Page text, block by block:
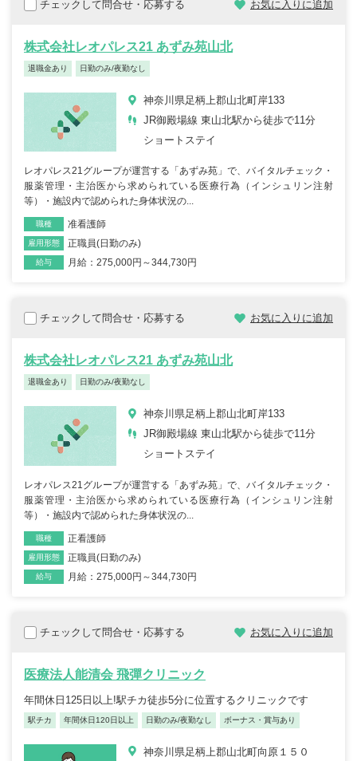
チェックして問合せ・応募する お気に入りに追加
株式会社レオパレス21 あずみ苑山北
退職金あり 日勤のみ/夜勤なし
神奈川県足柄上郡山北町岸133
JR御殿場線 東山北駅から徒歩で11分
ショートステイ
レオパレス21グループが運営する「あずみ苑」で、バイタルチェック・
服薬管理・主治医から求められている医療行為（インシュリン注射
等）・施設内で認められた身体状況の...
職種 准看護師
雇用形態 正職員(日勤のみ)
給与 月給：275,000円～344,730円
チェックして問合せ・応募する お気に入りに追加
株式会社レオパレス21 あずみ苑山北
退職金あり 日勤のみ/夜勤なし
神奈川県足柄上郡山北町岸133
JR御殿場線 東山北駅から徒歩で11分
ショートステイ
レオパレス21グループが運営する「あずみ苑」で、バイタルチェック・
服薬管理・主治医から求められている医療行為（インシュリン注射
等）・施設内で認められた身体状況の...
職種 正看護師
雇用形態 正職員(日勤のみ)
給与 月給：275,000円～344,730円
チェックして問合せ・応募する お気に入りに追加
医療法人能清会 飛彈クリニック
年間休日125日以上!駅チカ徒歩5分に位置するクリニックです
駅チカ 年間休日120日以上 日勤のみ/夜勤なし ボーナス・賞与あり
神奈川県足柄上郡山北町向原１５０